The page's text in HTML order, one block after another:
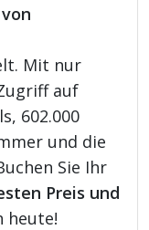
Mit nur
auf
602.000
und die
Sie Ihr
Preis und
heute!